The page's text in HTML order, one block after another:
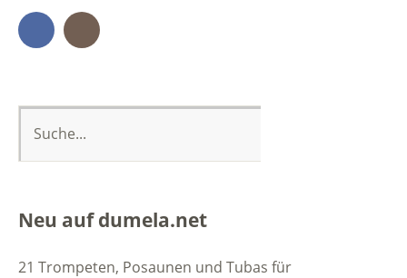
Facebook
Neu auf dumela.net
21 Trompeten, Posaunen und Tubas für